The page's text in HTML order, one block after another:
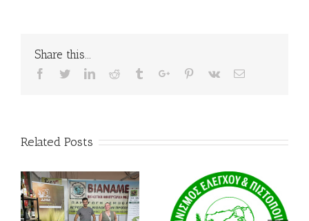
Share this...
Facebook
TwitterLinkedinReddit TumblrGoogle+Pinterest
Vk Email
Related Posts